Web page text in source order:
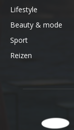
Lifestyle
Beauty & mode
Sport
Reizen